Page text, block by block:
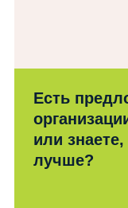
Есть
или
лучше?